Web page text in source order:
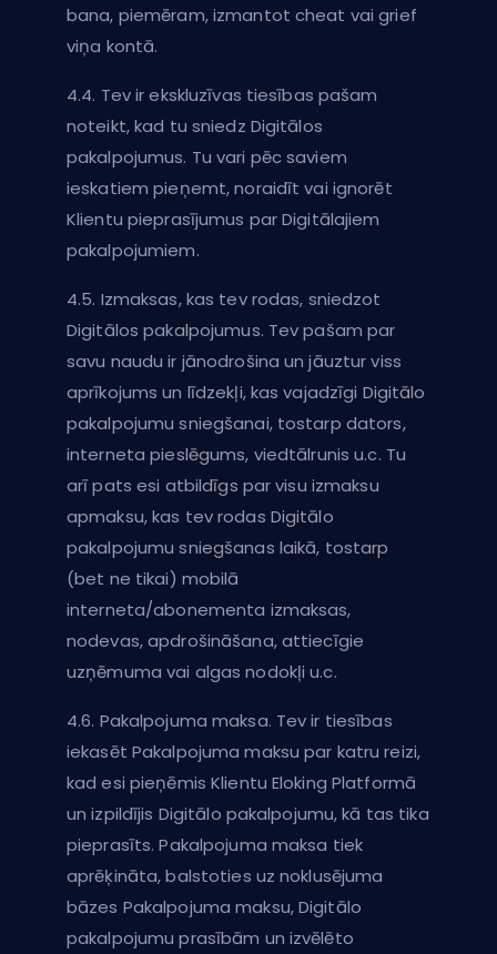
bana, piemēram, izmantot cheat vai grief
viņa kontā.
4.4. Tev ir ekskluzīvas tiesības pašam
noteikt, kad tu sniedz Digitālos
pakalpojumus. Tu vari pēc saviem
ieskatiem pieņemt, noraidīt vai ignorēt
Klientu pieprasījumus par Digitālajiem
pakalpojumiem.
4.5. Izmaksas, kas tev rodas, sniedzot
Digitālos pakalpojumus. Tev pašam par
savu naudu ir jānodrošina un jāuztur viss
aprīkojums un līdzekļi, kas vajadzīgi Digitālo
pakalpojumu sniegšanai, tostarp dators,
interneta pieslēgums, viedtālrunis u.c. Tu
arī pats esi atbildīgs par visu izmaksu
apmaksu, kas tev rodas Digitālo
pakalpojumu sniegšanas laikā, tostarp
(bet ne tikai) mobilā
interneta/abonementa izmaksas,
nodevas, apdrošināšana, attiecīgie
uzņēmuma vai algas nodokļi u.c.
4.6. Pakalpojuma maksa. Tev ir tiesības
iekasēt Pakalpojuma maksu par katru reizi,
kad esi pieņēmis Klientu Eloking Platformā
un izpildījis Digitālo pakalpojumu, kā tas tika
pieprasīts. Pakalpojuma maksa tiek
aprēķināta, balstoties uz noklusējuma
bāzes Pakalpojuma maksu, Digitālo
pakalpojumu prasībām un izvēlēto